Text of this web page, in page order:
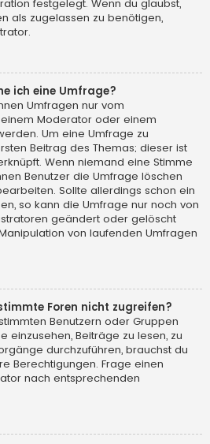
festgelegt. Wenn du glaubst,
als zugelassen zu benötigen,
ich eine Umfrage?
Umfragen nur vom
Moderator oder einem
Um eine Umfrage zu
Beitrag des Themas; dieser ist
Wenn niemand eine Stimme
Benutzer die Umfrage löschen
Sollte allerdings schon ein
so kann die Umfrage nur noch von
geändert oder gelöscht
von laufenden Umfragen
Foren nicht zugreifen?
Benutzern oder Gruppen
einzusehen, Beiträge zu lesen, zu
durchzuführen, brauchst du
Berechtigungen. Frage einen
nach entsprechenden